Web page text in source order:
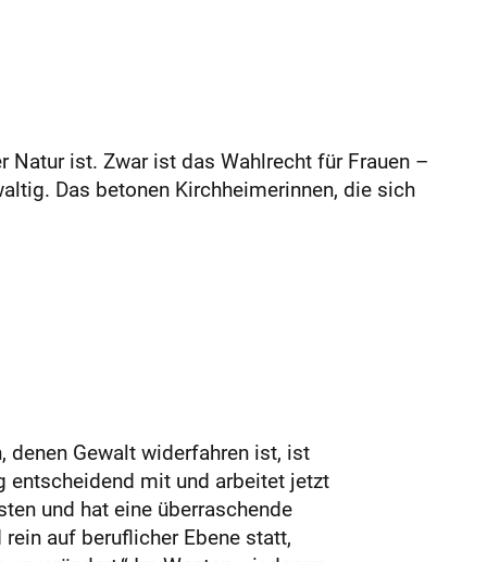
ist. Zwar ist das Wahlrecht für Frauen –
Das betonen Kirchheimerinnen, die sich
denen Gewalt widerfahren ist, ist
entscheidend mit und arbeitet jetzt
und hat eine überraschende
auf beruflicher Ebene statt,